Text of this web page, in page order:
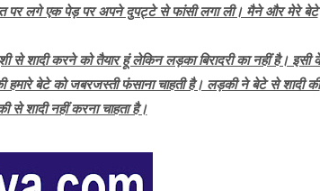
पर लगे एक पेड़ पर अपने दुपट्टे से फांसी लगा ली। मैने और मेरे बेटे
से शादी करने को तैयार हूं लेकिन लड़का बिरादरी का नहीं है। इसी
बेटे को जबरजस्ती फंसाना चाहती है। लड़की ने बेटे से शादी की
शादी नहीं करना चाहता है।